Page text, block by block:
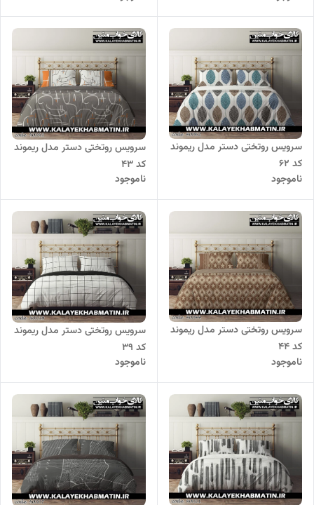
سرویس روتختی دستر مدل ریموند
کد 62
ناموجود
سرویس روتختی دستر مدل ریموند
کد 43
ناموجود
سرویس روتختی دستر مدل ریموند
کد 44
ناموجود
سرویس روتختی دستر مدل ریموند
کد 39
ناموجود